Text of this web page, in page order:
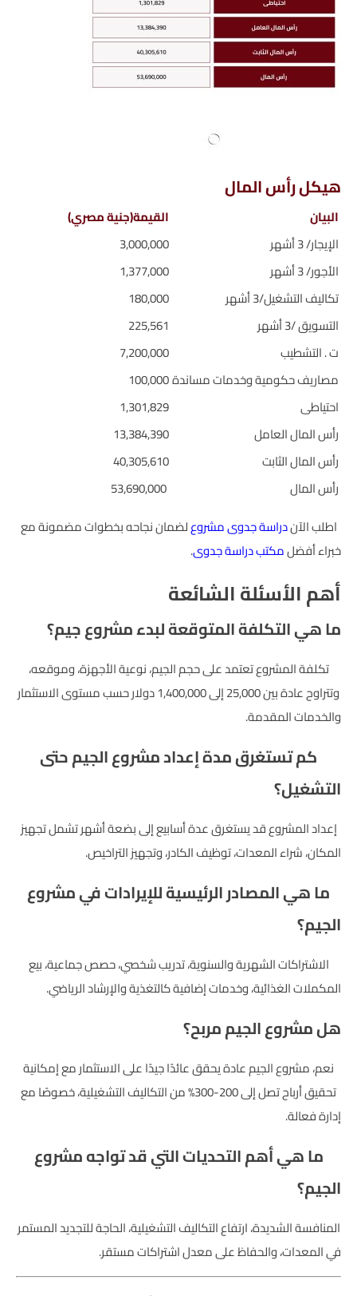
هيكل رأس المال
البيان
القيمة(جنية مصري)
الإيجار/ 3 أشهر
3,000,000
الأجور/ 3 أشهر
1,377,000
تكاليف التشغيل/3 أشهر
180,000
التسويق /3 أشهر
225,561
ت . التشطيب
7,200,000
مصاريف حكومية وخدمات مساندة100,000
احتياطى
1,301,829
رأس المال العامل
13,384,390
رأس المال الثابت
40,305,610
رأس المال
اطلب الآندراسة جدوى مشروعلضمان نجاحه بخطوات مضمونة مع
خبراء أفضلمكتب دراسة جدوى.
أهم الأسئلة الشائعة
ما هي التكلفة المتوقعة لبدء مشروع جيم؟
تكلفة المشروع تعتمد على حجم الجيم، نوعية الأجهزة، وموقعه،
وتتراوح عادة بين 25,000 إلى 1,400,000 دولار حسب مستوى الاستثمار
والخدمات المقدمة.
كم تستغرق مدة إعداد مشروع الجيم حتى
التشغيل؟
إعداد المشروع قد يستغرق عدة أسابيع إلى بضعة أشهر تشمل تجهيز
المكان، شراء المعدات، توظيف الكادر، وتجهيز التراخيص.
ما هي المصادر الرئيسية للإيرادات في مشروع
الجيم؟
الاشتراكات الشهرية والسنوية، تدريب شخصي، حصص جماعية، بيع
المكملات الغذائية، وخدمات إضافية كالتغذية والإرشاد الرياضي.
هل مشروع الجيم مربح؟
نعم، مشروع الجيم عادة يحقق عائدًا جيدًا على الاستثمار مع إمكانية
تحقيق أرباح تصل إلى 200-300% من التكاليف التشغيلية، خصوصًا مع
إدارة فعالة.
ما هي أهم التحديات التي قد تواجه مشروع
الجيم؟
المنافسة الشديدة، ارتفاع التكاليف التشغيلية، الحاجة للتجديد المستمر
في المعدات، والحفاظ على معدل اشتراكات مستقر.